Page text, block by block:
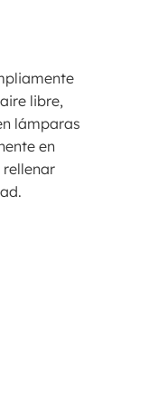
libre,
lámparas
en
rellenar